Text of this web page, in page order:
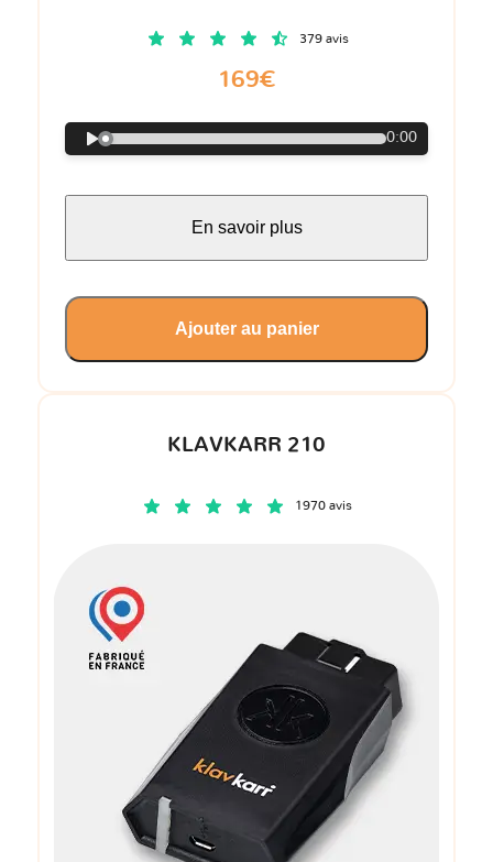
KLAVKARR 210
1970 avis
379 avis
169€
0:00
En savoir plus
Ajouter au panier